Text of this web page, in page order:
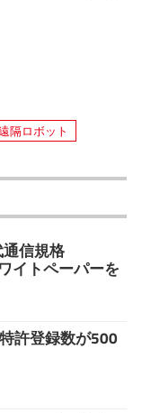
隔ロボット
信規格
イトペーパーを
許登録数が500